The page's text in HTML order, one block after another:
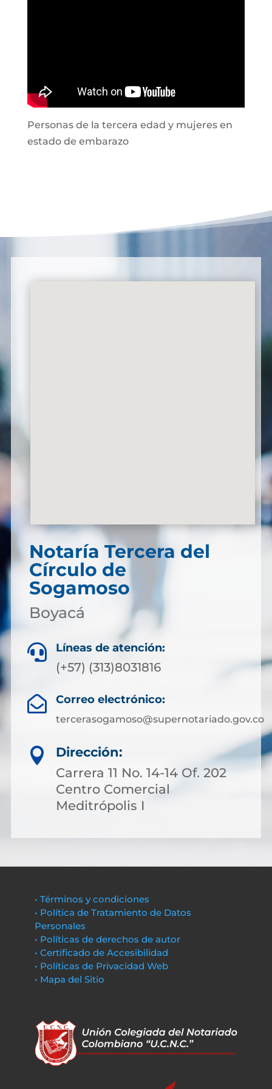
Personas de la tercera edad y mujeres en
estado de embarazo
Notaría Tercera del
Círculo de
Sogamoso
Boyacá
 Líneas de atención:
(+57) (313)8031816
 Correo electrónico:
tercerasogamoso@supernotariado.gov.co

Dirección:
Carrera 11 No. 14-14 Of. 202
Centro Comercial
Meditrópolis I
• Términos y condiciones
• Política de Tratamiento de Datos
Personales
• Políticas de derechos de autor
• Certificado de Accesibilidad
• Políticas de Privacidad Web
• Mapa del Sitio